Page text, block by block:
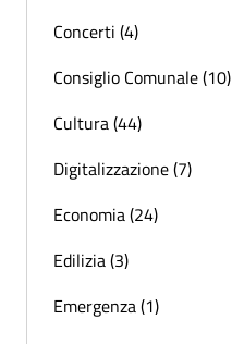
Concerti (4)
Consiglio Comunale (10)
Cultura (44)
Digitalizzazione (7)
Economia (24)
Edilizia (3)
Emergenza (1)